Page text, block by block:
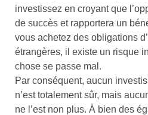
investissez en croyant que
de succès et rapportera un
vous achetez des obligations
étrangères, il existe un risque
chose se passe mal.
Par conséquent, aucun
n’est totalement sûr, mais
ne l’est non plus. À bien des